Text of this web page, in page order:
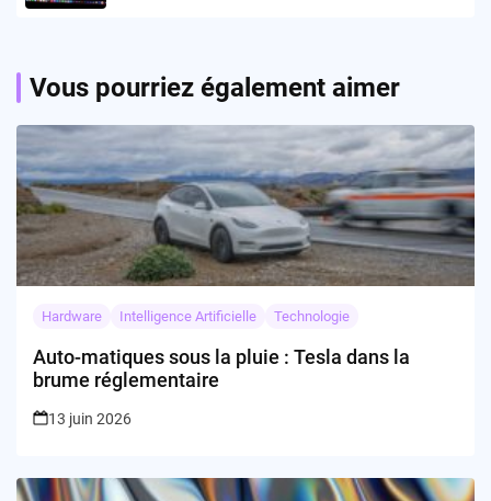
Vous pourriez également aimer
Hardware Intelligence Artificielle Technologie
Auto-matiques sous la pluie : Tesla dans la
brume réglementaire
13 juin 2026